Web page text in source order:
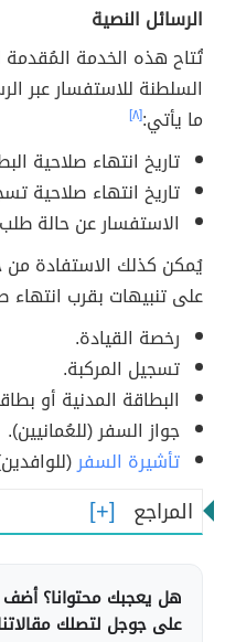
الرسائل النصية
تُتاح هذه الخدمة
السلطنة للاستفسار عبر
ما يأتي:[٨]
تاريخ انتهاء صلاحية
تاريخ انتهاء صلاحية
الاستفسار عن حالة
يُمكن كذلك الاستفادة من
على تنبيهات بقرب انتهاء
رخصة القيادة.
تسجيل المركبة.
البطاقة المدنية أو
جواز السفر (للعُمانيين).
تأشيرة السفر
المراجع
هل يعجبك محتوانا؟
على جوجل لتصلك